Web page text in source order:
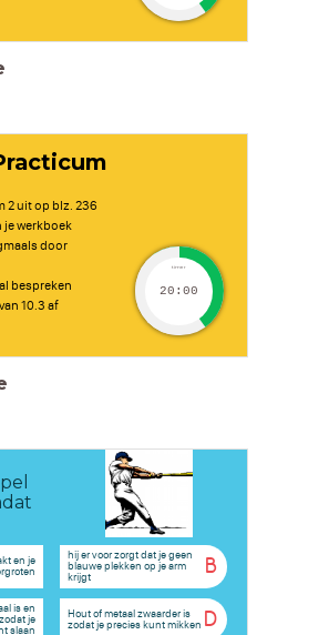
2 uit op blz. 236
je werkboek
door
bespreken
10.3 af
timer
20:00
en je
B
hij er voor zorgt dat je geen
blauwe plekken op je arm
krijgt
is en
je
slaan
D
Hout of metaal zwaarder is
zodat je precies kunt mikken